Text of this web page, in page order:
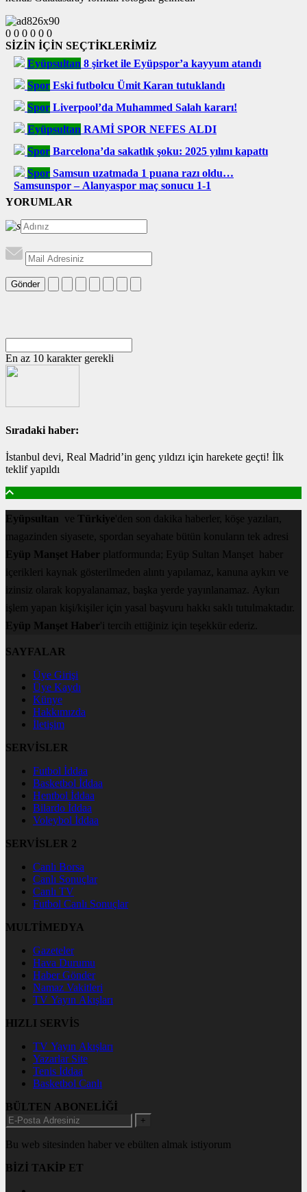
0 0 0 0 0 0
SİZİN İÇİN SEÇTİKLERİMİZ
Eyüpsultan 8 şirket ile Eyüpspor’a kayyum atandı
Spor Eski futbolcu Ümit Karan tutuklandı
Spor Liverpool’da Muhammed Salah kararı!
Eyüpsultan RAMİ SPOR NEFES ALDI
Spor Barcelona’da sakatlık şoku: 2025 yılını kapattı
Spor Samsun uzatmada 1 puana razı oldu…
Samsunspor – Alanyaspor maç sonucu 1-1
YORUMLAR
Gönder
En az 10 karakter gerekli
Sıradaki haber:
İstanbul devi, Real Madrid’in genç yıldızı için harekete geçti! İlk
teklif yapıldı
Eyüpsultan ve Türkiye'den son dakika haberler, köşe yazıları,
magazinden siyasete, spordan seyahate bütün konuların tek adresi
Eyüp Manşet Haber platformunda; Eyüp Sultan Manşet haber
içerikleri kaynak gösterilmeden alıntı yapılamaz, kanuna aykırı ve
izinsiz olarak kopyalanamaz, başka yerde yayınlanamaz. Aykırı
işlem yapan kişi/kişiler için yasal başvuru hakkı saklı tutulmaktadır.
Eyüp Manşet Haber'i tercih ettiğiniz için teşekkür ederiz.
SAYFALAR
Üye Girişi
Üye Kaydı
Künye
Hakkımızda
İletişim
SERVİSLER
Futbol İddaa
Basketbol İddaa
Hentbol İddaa
Bilardo İddaa
Voleybol İddaa
SERVİSLER 2
Canlı Borsa
Canlı Sonuçlar
Canlı TV
Futbol Canlı Sonuçlar
MULTİMEDYA
Gazeteler
Hava Durumu
Haber Gönder
Namaz Vakitleri
TV Yayın Akışları
HIZLI SERVİS
TV Yayın Akışları
Yazarlar Site
Tenis İddaa
Basketbol Canlı
BÜLTEN ABONELİĞİ
+
Bu web sitesinden haber ve ebülten almak istiyorum
BİZİ TAKİP ET